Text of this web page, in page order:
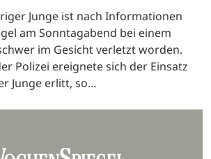
Junge ist nach Informationen
am Sonntagabend bei einem
im Gesicht verletzt worden.
Polizei ereignete sich der Einsatz
Junge erlitt, so…